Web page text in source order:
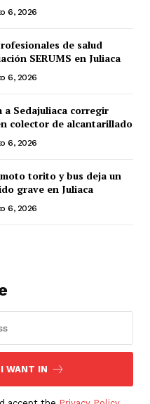
6, 2026
de salud
SERUMS en Juliaca
6, 2026
a Sedajuliaca corregir
colector de alcantarillado
6, 2026
torito y bus deja un
grave en Juliaca
6, 2026
I WANT IN